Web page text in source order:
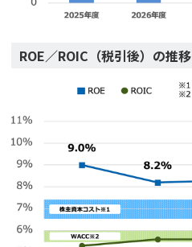
ROE／ROIC（税引後）の推移